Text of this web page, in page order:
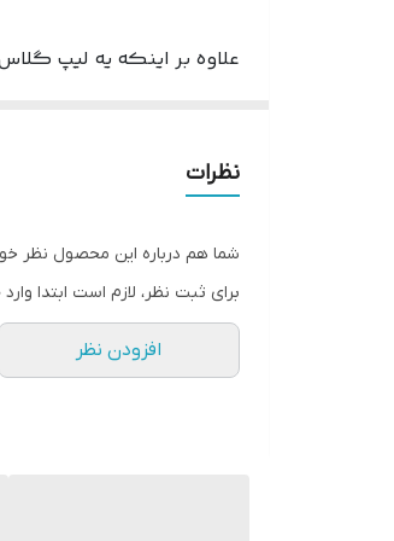
علاوه بر اینکه یه لیپ
از بین برنده خشکی لب ها
در ابتدا حالت گز گز و
.
ویژگی های لیپ
نظرات
شما هم درباره این محصول نظر
برای ثبت نظر، لازم است ابتدا
افزودن نظر